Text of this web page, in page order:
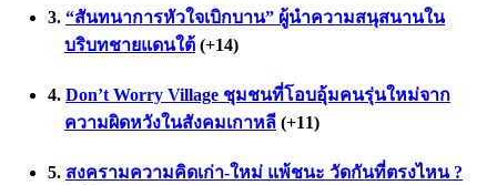
“สันทนาการหัวใจเบิกบาน” ผู้นำความสนุสนานใน
บริบทชายแดนใต้ +14
Don’t Worry Village ชุมชนที่โอบอุ้มคนรุ่นใหม่จาก
ความผิดหวังในสังคมเกาหลี +11
สงครามความคิดเก่า-ใหม่ แพ้ชนะ วัดกันที่ตรงไหน ?